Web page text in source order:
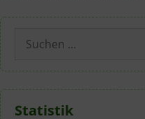
Suchen
nach:
Statistik